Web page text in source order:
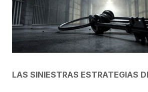
LAS SINIESTRAS ESTRATEGIAS